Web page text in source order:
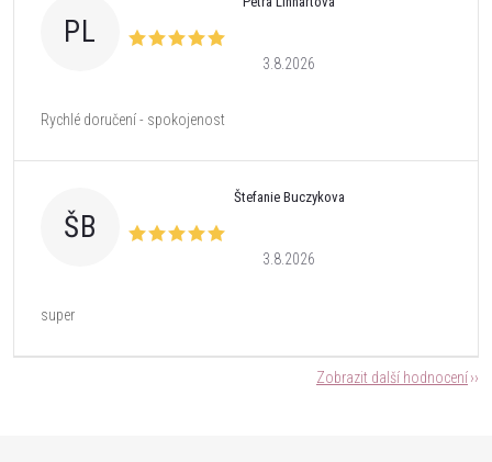
PL
3.8.2026
Rychlé doručení - spokojenost
ŠB
Štefanie Buczykova
3.8.2026
super
Zobrazit další hodnocení